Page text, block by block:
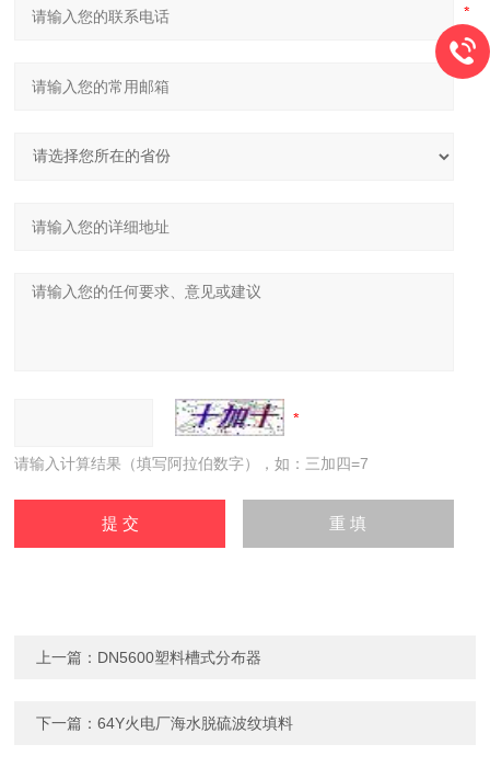
请输入计算结果（填写阿拉伯数字），如：三加四=7
上一篇： DN5600塑料槽式分布器
下一篇：64Y火电厂海水脱硫波纹填料